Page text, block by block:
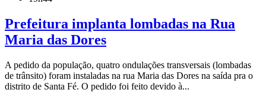
Prefeitura implanta lombadas na Rua
Maria das Dores
A pedido da população, quatro ondulações transversais (lombadas
de trânsito) foram instaladas na rua Maria das Dores na saída pra o
distrito de Santa Fé. O pedido foi feito devido à...